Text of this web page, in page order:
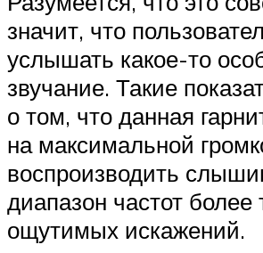
значит, что
услышать какое-то
звучание. Такие
о том, что данная
на максимальной
воспроизводить
диапазон частот более
ощутимых искажений.